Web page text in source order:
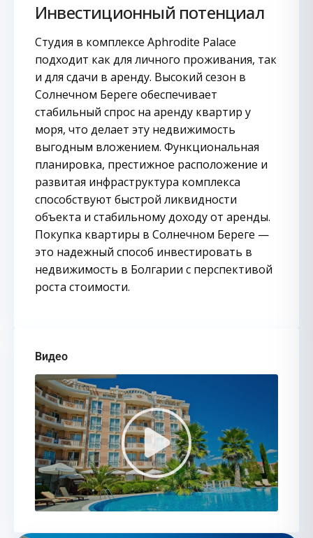
Инвестиционный потенциал
Студия в комплексе Aphrodite Palace
подходит как для личного проживания, так
и для сдачи в аренду. Высокий сезон в
Солнечном Береге обеспечивает
стабильный спрос на аренду квартир у
моря, что делает эту недвижимость
выгодным вложением. Функциональная
планировка, престижное расположение и
развитая инфраструктура комплекса
способствуют быстрой ликвидности
объекта и стабильному доходу от аренды.
Покупка квартиры в Солнечном Береге —
это надежный способ инвестировать в
недвижимость в Болгарии с перспективой
роста стоимости.
Видео